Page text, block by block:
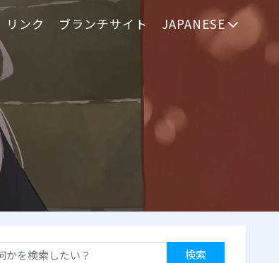
リンク ブランチサイト JAPANESE
検索